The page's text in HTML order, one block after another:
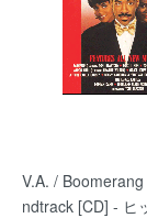
V.A. /
ndtrack [CD] - ヒ